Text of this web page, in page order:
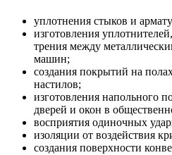
уплотнения стыков и
изготовления
трения между
машин;
создания покрытий на
настилов;
изготовления напольного
дверей и окон в
восприятия одиночных
изоляции от воздействия
создания поверхности